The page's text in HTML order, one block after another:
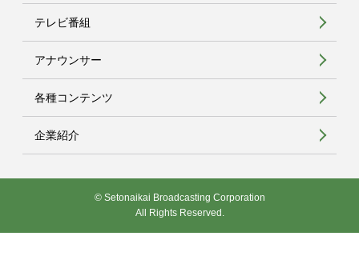
テレビ番組
アナウンサー
各種コンテンツ
企業紹介
© Setonaikai Broadcasting Corporation
All Rights Reserved.